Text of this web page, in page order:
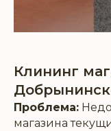
Клининг
Проблема:
магазина